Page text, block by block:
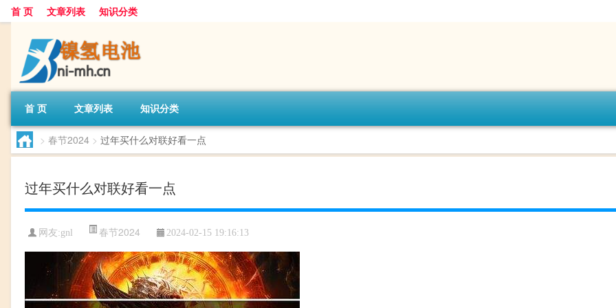
首 页 文章列表 知识分类
首 页 文章列表 知识分类
> 春节2024 > 过年买什么对联好看一点
过年买什么对联好看一点
网友:gnl 春节2024 2024-02-15 19:16:13